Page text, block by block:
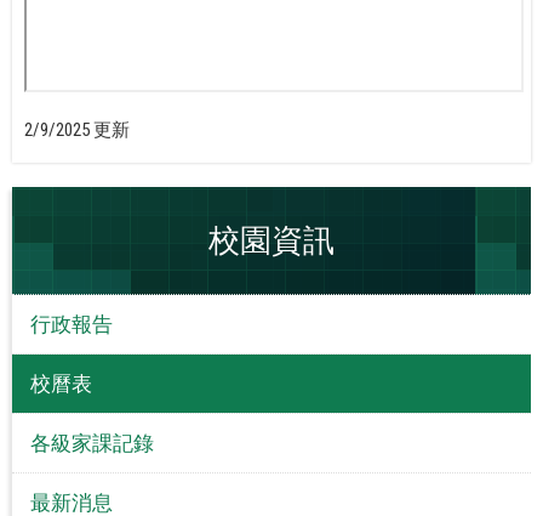
2/9/2025 更新
校園資訊
行政報告
校曆表
各級家課記錄
最新消息